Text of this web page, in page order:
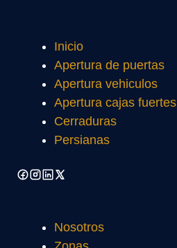
Inicio
Apertura de puertas
Apertura vehiculos
Apertura cajas fuertes
Cerraduras
Persianas
Nosotros